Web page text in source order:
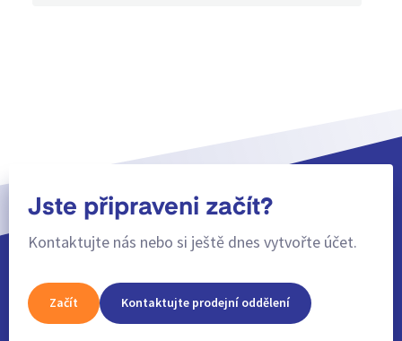
Jste připraveni začít?
Kontaktujte nás nebo si ještě dnes vytvořte účet.
Začít Kontaktujte prodejní oddělení